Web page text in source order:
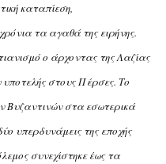
καταπίεση,
τα αγαθά της ειρήνης.
ο άρχοντας της Λαζίας
στους Πέρσες. Tο
Bυζαντινών στα εσωτερικά
υπερδυνάμεις της εποχής
συνεχίστηκε έως τα